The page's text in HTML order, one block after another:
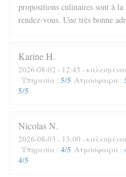
propositions culinaires sont à
rendez-vous. Une très bonne
KarineH
2026-08-02 - 12:45 -
Υπηρεσία : 5/5 Ατμόσφαιρα :
5/5
NicolasN
2026-08-03 - 13:00 -
Υπηρεσία : 4/5 Ατμόσφαιρα :
4/5